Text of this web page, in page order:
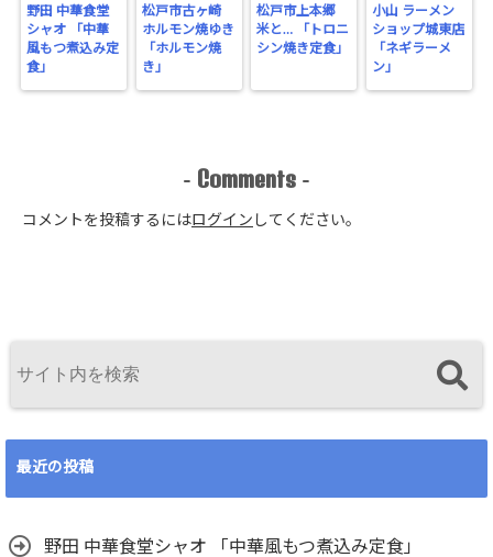
野田 中華食堂
シャオ 「中華
風もつ煮込み定
食」
松戸市古ヶ崎
ホルモン焼ゆき
「ホルモン焼
き」
松戸市上本郷
米と… 「トロニ
シン焼き定食」
小山 ラーメン
ショップ城東店
「ネギラーメ
ン」
- Comments -
コメントを投稿するには ログイン してください。
最近の投稿
野田 中華食堂シャオ 「中華風もつ煮込み定食」